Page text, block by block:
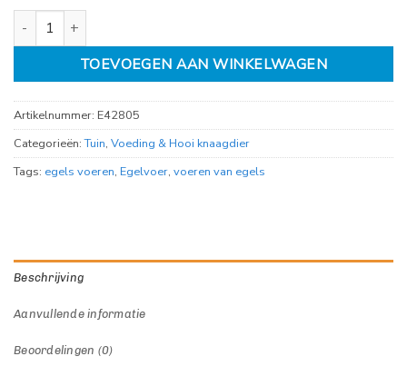
Esve egelvoer smikkelmix 2.3kg aantal
TOEVOEGEN AAN WINKELWAGEN
Artikelnummer: E42805
Categorieën:Tuin, Voeding & Hooi knaagdier
Tags: egels voeren, Egelvoer, voeren van egels
Beschrijving
Aanvullende informatie
Beoordelingen (0)